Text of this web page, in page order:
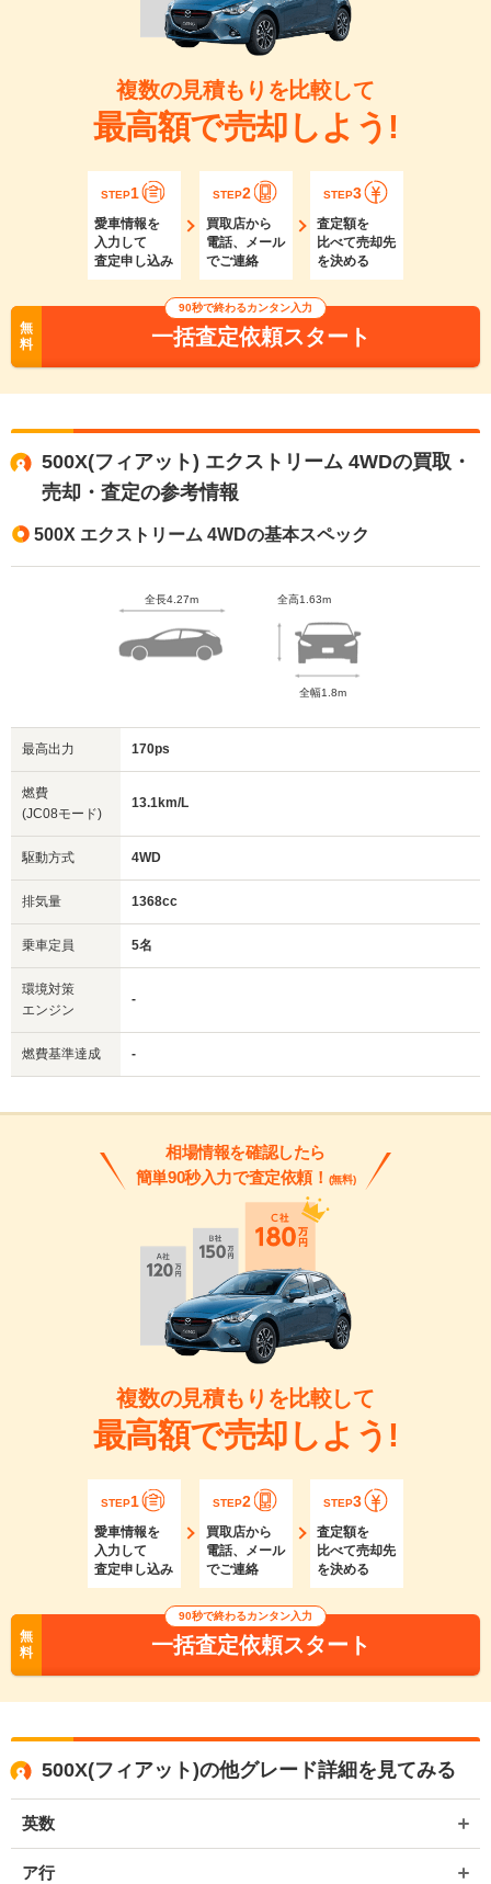
複数の見積もりを比較して
最高額で売却しよう!
STEP1
愛車情報を
入力して
査定申し込み
STEP2
買取店から
電話、メール
でご連絡
STEP3
査定額を
比べて売却先
を決める
無
料
90秒で終わるカンタン入力
一括査定依頼スタート
500X(フィアット) エクストリーム 4WDの買取・
売却・査定の参考情報
500X エクストリーム 4WDの基本スペック
全長4.27m 全高1.63m
全幅1.8m
最高出力 170ps
燃費
(JC08モード)
13.1km/L
駆動方式 4WD
排気量 1368cc
乗車定員 5名
環境対策
エンジン
-
燃費基準達成 -
相場情報を確認したら
簡単90秒入力で査定依頼！ (無料)
複数の見積もりを比較して
最高額で売却しよう!
STEP1
愛車情報を
入力して
査定申し込み
STEP2
買取店から
電話、メール
でご連絡
STEP3
査定額を
比べて売却先
を決める
無
料
90秒で終わるカンタン入力
一括査定依頼スタート
500X(フィアット)の他グレード詳細を見てみる
英数
ア行